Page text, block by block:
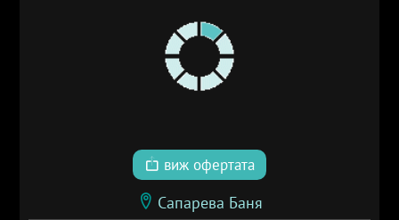
виж офертата
Сапарева Баня